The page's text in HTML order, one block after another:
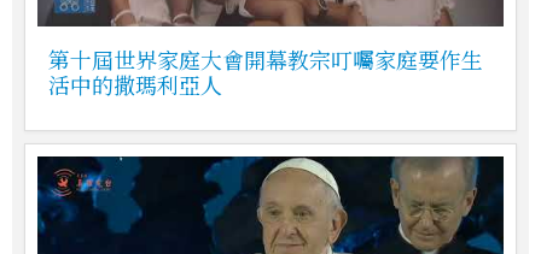
第十屆世界家庭大會開幕教宗叮囑家庭要作生
活中的撒瑪利亞人